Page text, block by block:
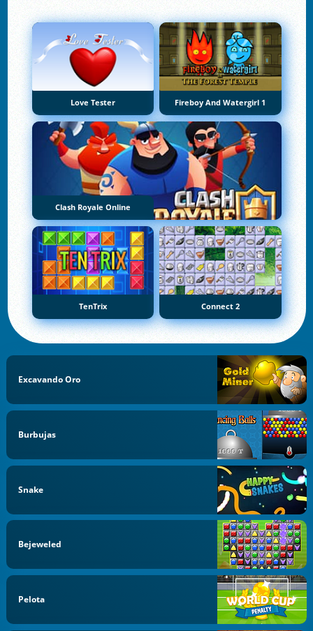
Love Tester Fireboy And Watergirl 1
Clash Royale Online
TenTrix Connect 2
Excavando Oro
Burbujas
Snake
Bejeweled
Pelota